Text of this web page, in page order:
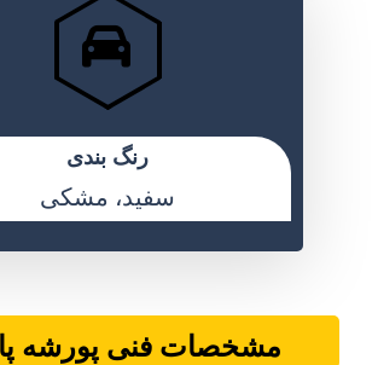
رنگ بندی
سفید، مشکی
مشخصات فنی پورشه